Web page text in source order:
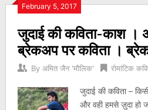
February 5, 2017
जुदाई की कविता-काश ।
ब्रेकअप पर कविता ।
By अमित जैन 'मौलिक' रोमांटिक
जुदाई की कविता –
और वही हमसे ज़ुदा हो
Posts
navigation